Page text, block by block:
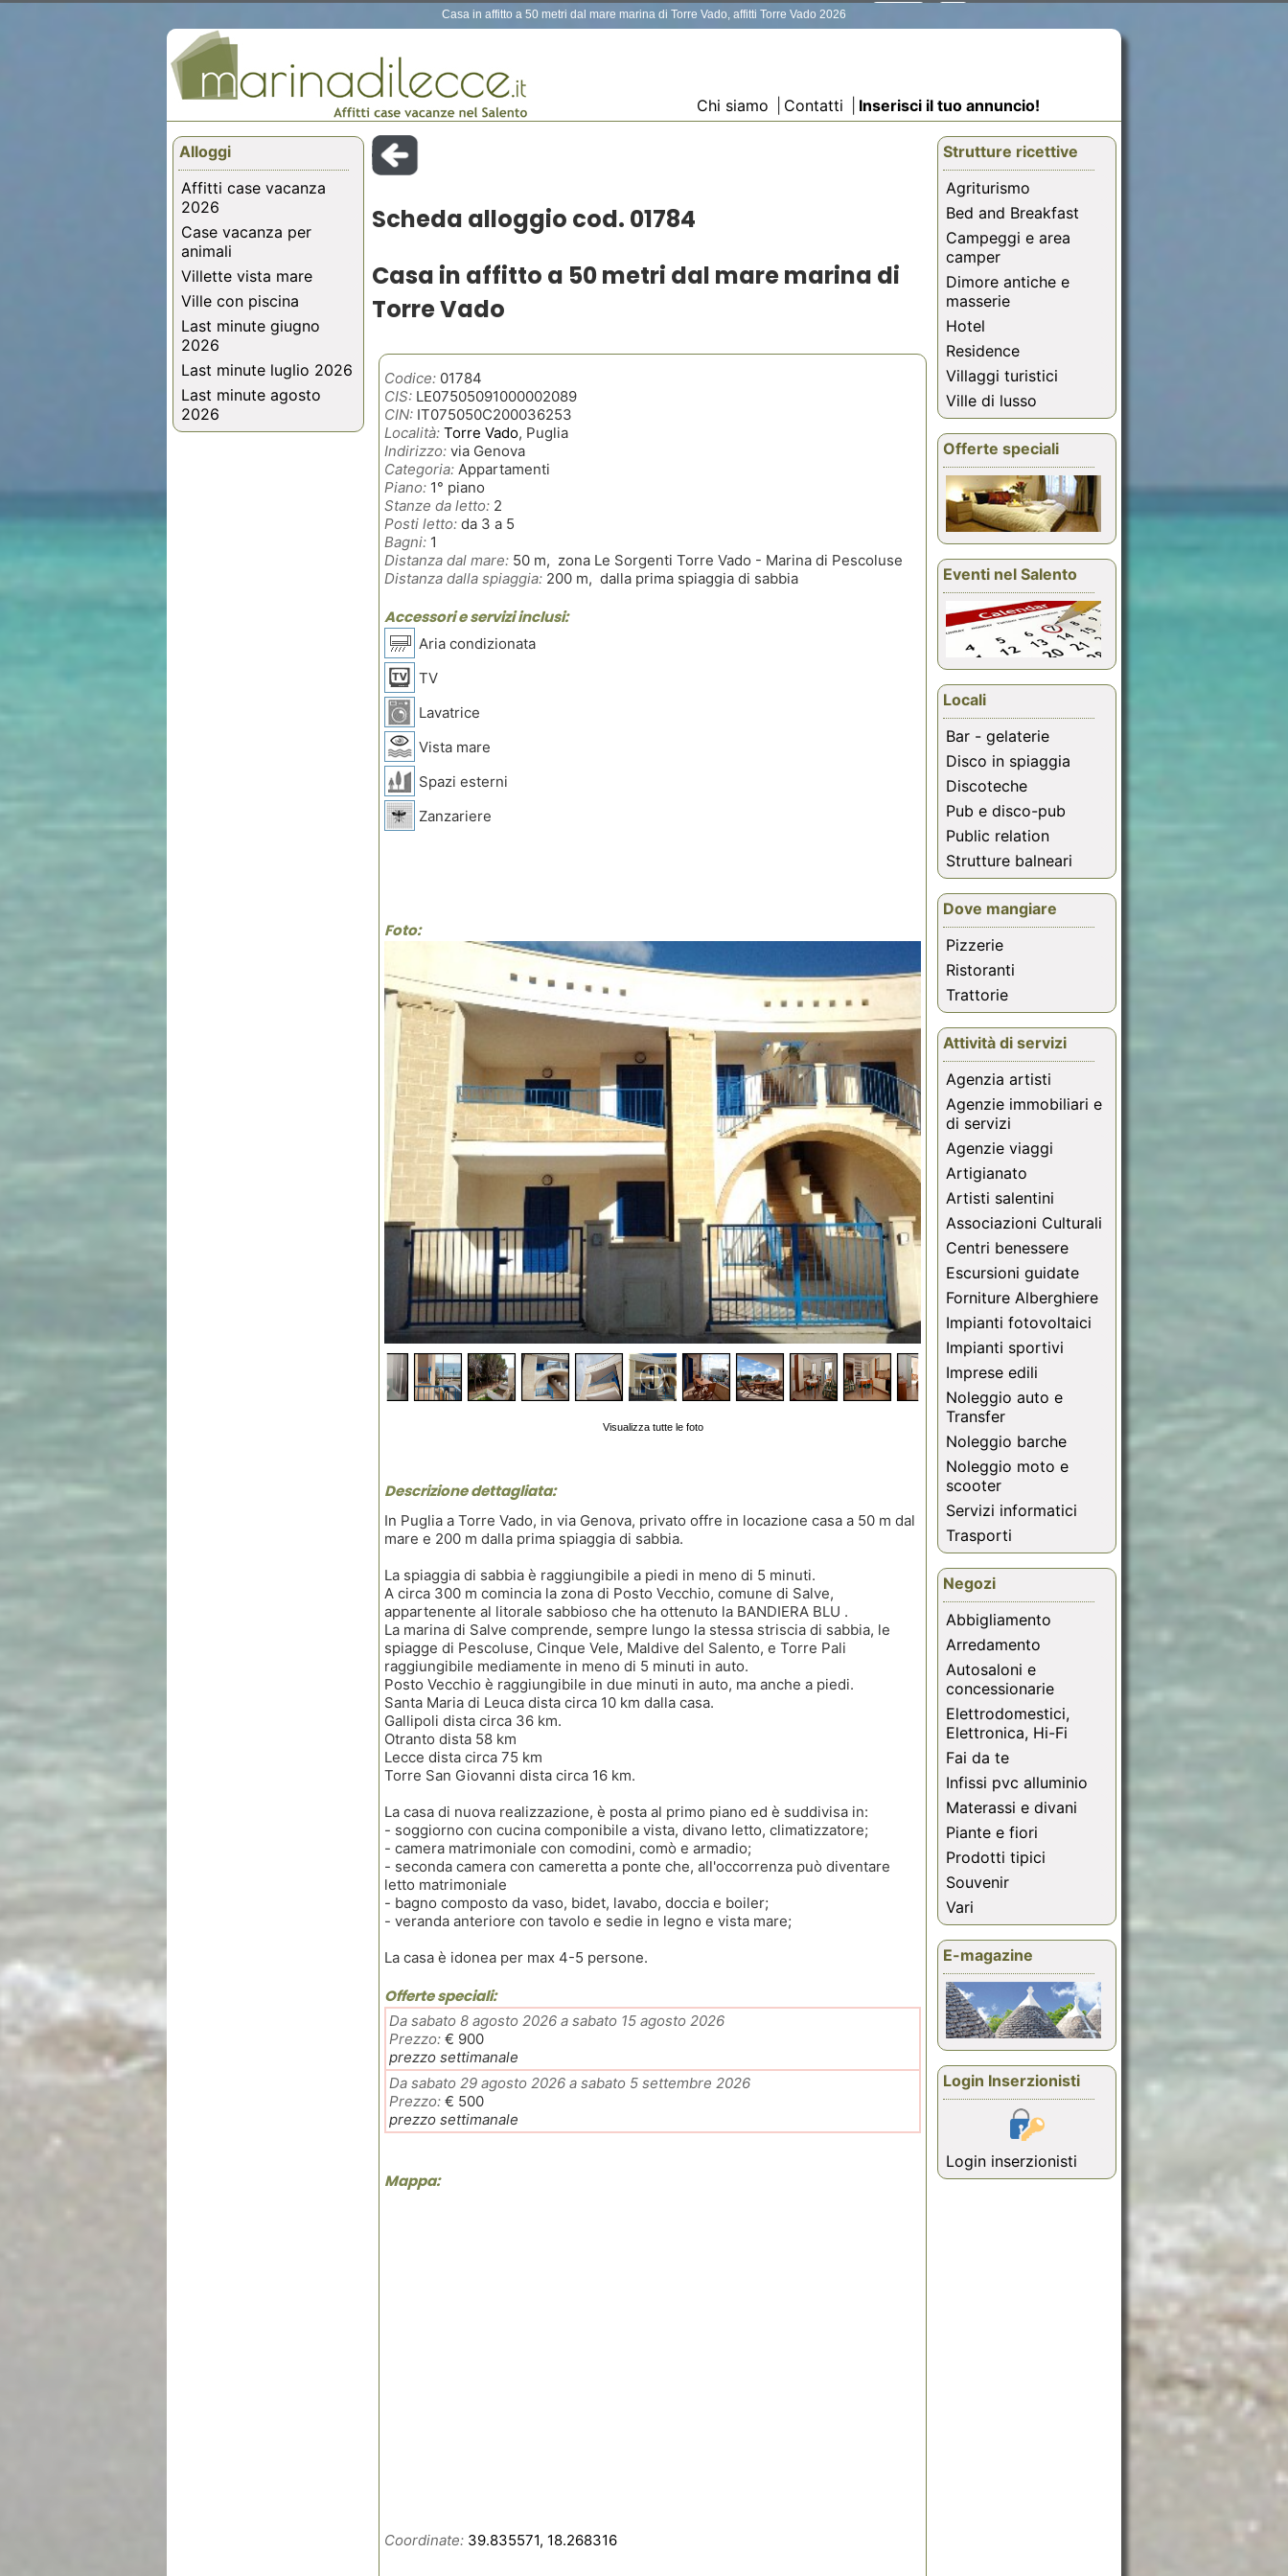
Casa in affitto a 50 metri dal mare marina di Torre Vado, affitti Torre Vado 2026
Chi siamo Contatti Inserisci il tuo annuncio!
Alloggi
Affitti case vacanza
2026
Case vacanza per
animali
Villette vista mare
Ville con piscina
Last minute giugno
2026
Last minute luglio 2026
Last minute agosto
2026
Scheda alloggio cod. 01784
Casa in affitto a 50 metri dal mare marina di
Torre Vado
Codice: 01784
CIS: LE07505091000002089
CIN: IT075050C200036253
Località: Torre Vado, Puglia
Indirizzo: via Genova
Categoria: Appartamenti
Piano: 1° piano
Stanze da letto: 2
Posti letto: da 3 a 5
Bagni: 1
Distanza dal mare: 50 m, zona Le Sorgenti Torre Vado - Marina di Pescoluse
Distanza dalla spiaggia: 200 m, dalla prima spiaggia di sabbia
Accessori e servizi inclusi:
Aria condizionata
TV
Lavatrice
Vista mare
Spazi esterni
Zanzariere
Foto:
Visualizza tutte le foto
Descrizione dettagliata:
In Puglia a Torre Vado, in via Genova, privato offre in locazione casa a 50 m dal
mare e 200 m dalla prima spiaggia di sabbia.
La spiaggia di sabbia è raggiungibile a piedi in meno di 5 minuti.
A circa 300 m comincia la zona di Posto Vecchio, comune di Salve,
appartenente al litorale sabbioso che ha ottenuto la BANDIERA BLU .
La marina di Salve comprende, sempre lungo la stessa striscia di sabbia, le
spiagge di Pescoluse, Cinque Vele, Maldive del Salento, e Torre Pali
raggiungibile mediamente in meno di 5 minuti in auto.
Posto Vecchio è raggiungibile in due minuti in auto, ma anche a piedi.
Santa Maria di Leuca dista circa 10 km dalla casa.
Gallipoli dista circa 36 km.
Otranto dista 58 km
Lecce dista circa 75 km
Torre San Giovanni dista circa 16 km.
La casa di nuova realizzazione, è posta al primo piano ed è suddivisa in:
- soggiorno con cucina componibile a vista, divano letto, climatizzatore;
- camera matrimoniale con comodini, comò e armadio;
- seconda camera con cameretta a ponte che, all'occorrenza può diventare
letto matrimoniale
- bagno composto da vaso, bidet, lavabo, doccia e boiler;
- veranda anteriore con tavolo e sedie in legno e vista mare;
La casa è idonea per max 4-5 persone.
Offerte speciali:
Da sabato 8 agosto 2026 a sabato 15 agosto 2026
Prezzo: € 900
prezzo settimanale
Da sabato 29 agosto 2026 a sabato 5 settembre 2026
Prezzo: € 500
prezzo settimanale
Mappa:
Coordinate: 39.835571, 18.268316
Strutture ricettive
Agriturismo
Bed and Breakfast
Campeggi e area
camper
Dimore antiche e
masserie
Hotel
Residence
Villaggi turistici
Ville di lusso
Offerte speciali
Eventi nel Salento
Locali
Bar - gelaterie
Disco in spiaggia
Discoteche
Pub e disco-pub
Public relation
Strutture balneari
Dove mangiare
Pizzerie
Ristoranti
Trattorie
Attività di servizi
Agenzia artisti
Agenzie immobiliari e
di servizi
Agenzie viaggi
Artigianato
Artisti salentini
Associazioni Culturali
Centri benessere
Escursioni guidate
Forniture Alberghiere
Impianti fotovoltaici
Impianti sportivi
Imprese edili
Noleggio auto e
Transfer
Noleggio barche
Noleggio moto e
scooter
Servizi informatici
Trasporti
Negozi
Abbigliamento
Arredamento
Autosaloni e
concessionarie
Elettrodomestici,
Elettronica, Hi-Fi
Fai da te
Infissi pvc alluminio
Materassi e divani
Piante e fiori
Prodotti tipici
Souvenir
Vari
E-magazine
Login Inserzionisti
Login inserzionisti